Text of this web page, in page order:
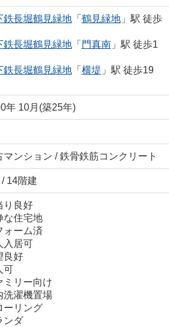
鉄長堀鶴見緑地「 鶴見緑地」駅 徒歩
鉄長堀鶴見緑地「 門真南」駅 徒歩1
鉄長堀鶴見緑地「 横堤 」駅 徒歩19
年 10月(築25年)
マンション / 鉄骨鉄筋コンクリート
14階建
り良好
な住宅地
ォーム済
入居可
良好
可
ミリー向け
洗濯機置場
ーリング
ンダ